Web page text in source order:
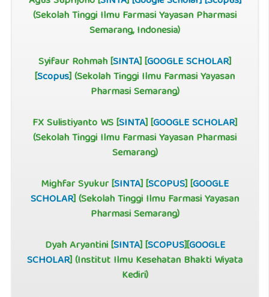
(Sekolah Tinggi Ilmu Farmasi Yayasan Pharmasi
Semarang, Indonesia)
Syifaur Rohmah [SINTA] [GOOGLE SCHOLAR]
[Scopus] (Sekolah Tinggi Ilmu Farmasi Yayasan
Pharmasi Semarang)
FX Sulistiyanto WS [SINTA] [GOOGLE SCHOLAR]
(Sekolah Tinggi Ilmu Farmasi Yayasan Pharmasi
Semarang)
Mighfar Syukur [SINTA] [SCOPUS] [GOOGLE
SCHOLAR] (Sekolah Tinggi Ilmu Farmasi Yayasan
Pharmasi Semarang)
Dyah Aryantini [SINTA] [SCOPUS][GOOGLE
SCHOLAR] (Institut Ilmu Kesehatan Bhakti Wiyata
Kediri)